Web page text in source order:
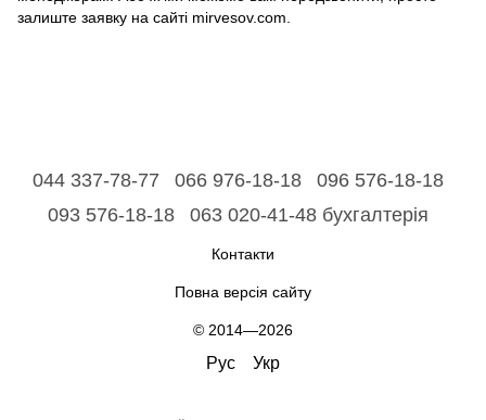
залиште заявку на сайті mirvesov.com.
044 337-78-77 066 976-18-18
096 576-18-18
093 576-18-18
063 020-41-48 бухгалтерія
Контакти
Повна версія сайту
© 2014—2026
Рус Укр